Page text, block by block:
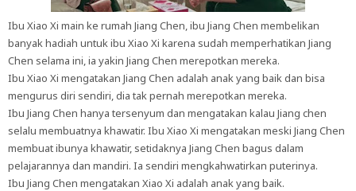
Ibu Xiao Xi main ke rumah Jiang Chen, ibu Jiang Chen membelikan
banyak hadiah untuk ibu Xiao Xi karena sudah memperhatikan Jiang
Chen selama ini, ia yakin Jiang Chen merepotkan mereka.
Ibu Xiao Xi mengatakan Jiang Chen adalah anak yang baik dan bisa
mengurus diri sendiri, dia tak pernah merepotkan mereka.
Ibu Jiang Chen hanya tersenyum dan mengatakan kalau Jiang chen
selalu membuatnya khawatir. Ibu Xiao Xi mengatakan meski Jiang Chen
membuat ibunya khawatir, setidaknya Jiang Chen bagus dalam
pelajarannya dan mandiri. Ia sendiri mengkahwatirkan puterinya.
Ibu Jiang Chen mengatakan Xiao Xi adalah anak yang baik.